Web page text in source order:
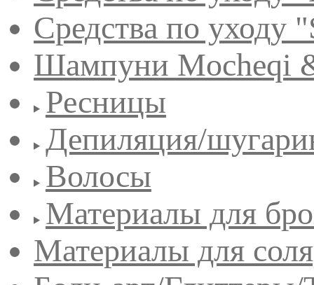
Средства по уходу
Шампуни Mocheqi
Ресницы
Депиляция/
Волосы
Материалы для
Материалы для